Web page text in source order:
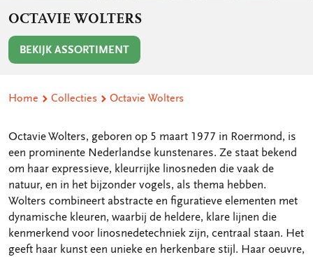
OCTAVIE WOLTERS
BEKIJK ASSORTIMENT
Home Collecties Octavie Wolters
Octavie Wolters, geboren op 5 maart 1977 in Roermond, is
een prominente Nederlandse kunstenares. Ze staat bekend
om haar expressieve, kleurrijke linosneden die vaak de
natuur, en in het bijzonder vogels, als thema hebben.
Wolters combineert abstracte en figuratieve elementen met
dynamische kleuren, waarbij de heldere, klare lijnen die
kenmerkend voor linosnedetechniek zijn, centraal staan. Het
geeft haar kunst een unieke en herkenbare stijl. Haar oeuvre,